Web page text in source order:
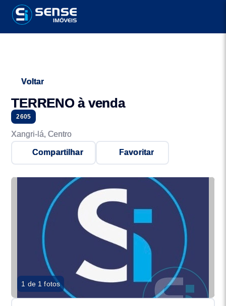
Voltar
TERRENO à venda
2605
Xangri-lá, Centro
Compartilhar Favoritar
1 de 1 fotos